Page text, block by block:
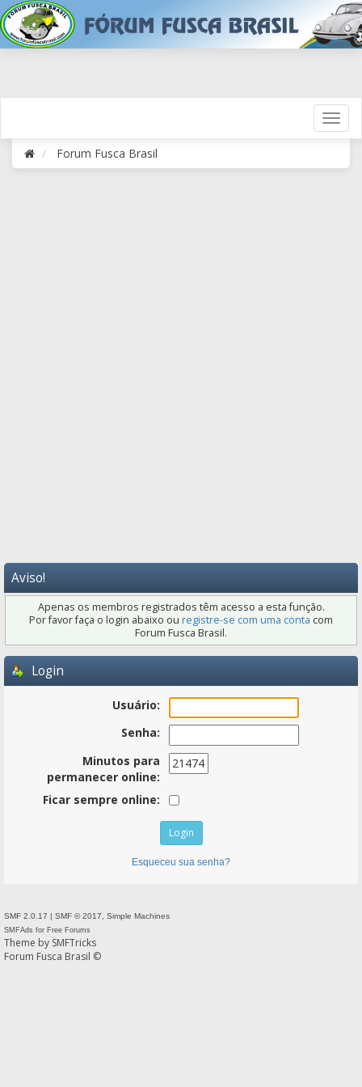
Forum Fusca Brasil
Aviso!
Apenas os membros registrados têm acesso a esta função.
Por favor faça o login abaixo ou registre-se com uma conta com
Forum Fusca Brasil.
Login
Usuário:
Senha:
Minutos para
permanecer online:
Ficar sempre online:
Esqueceu sua senha?
SMF 2.0.17 | SMF © 2017 Simple Machines
SMFAds for Free Forums
Theme by SMFTricks
Forum Fusca Brasil ©